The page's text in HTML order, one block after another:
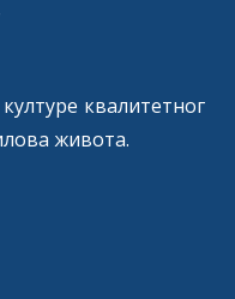
квалитетног
живота.